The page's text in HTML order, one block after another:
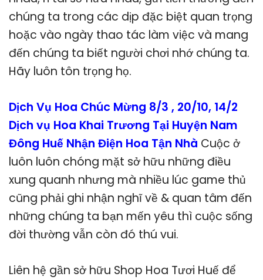
chúng ta trong các dịp đặc biệt quan trọng
hoặc vào ngày thao tác làm việc và mang
đến chúng ta biết người chơi nhớ chúng ta.
Hãy luôn tôn trọng họ.
Dịch Vụ Hoa Chúc Mừng 8/3 , 20/10, 14/2
Dịch vụ Hoa Khai Trương Tại Huyện Nam
Đông Huế Nhận Điện Hoa Tận Nhà Cuộc ở
luôn luôn chóng mặt sở hữu những điều
xung quanh nhưng mà nhiều lúc game thủ
cũng phải ghi nhận nghĩ về & quan tâm đến
những chúng ta bạn mến yêu thì cuộc sống
đời thường vẫn còn đó thú vui.
Liên hệ gần sở hữu Shop Hoa Tươi Huế để